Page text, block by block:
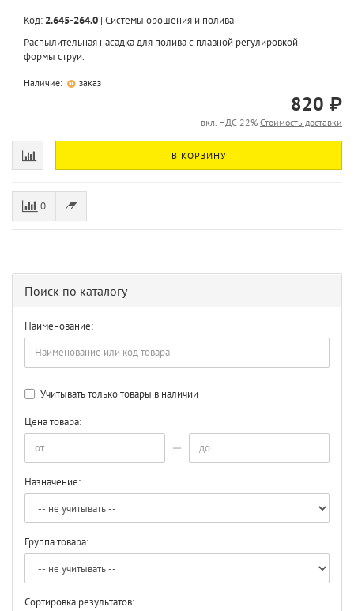
Код: 2.645-264.0 | Системы орошения и полива
Распылительная насадка для полива с плавной регулировкой
формы струи.
Наличие: заказ
820 ₽
вкл. НДС 22% Стоимость доставки
В КОРЗИНУ
0
Поиск по каталогу
Наименование:
Учитывать только товары в наличии
Цена товара:
Назначение:
Группа товара:
Сортировка результатов: